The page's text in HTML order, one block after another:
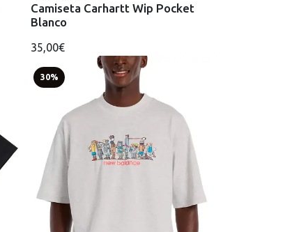
Camiseta Carhartt Wip Pocket
Blanco
35,00€
30%